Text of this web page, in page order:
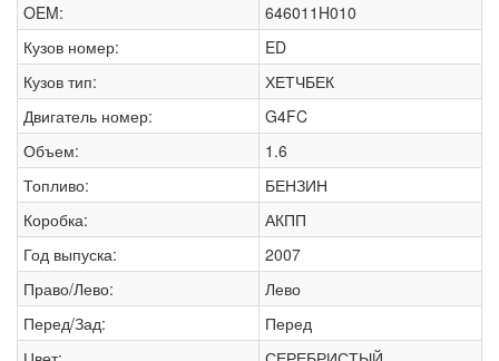
OEM:
646011H010
Кузов номер:
ED
Кузов тип:
ХЕТЧБЕК
Двигатель номер:
G4FC
Объем:
1.6
Топливо:
БЕНЗИН
Коробка:
АКПП
Год выпуска:
2007
Право/Лево:
Лево
Перед/Зад:
Перед